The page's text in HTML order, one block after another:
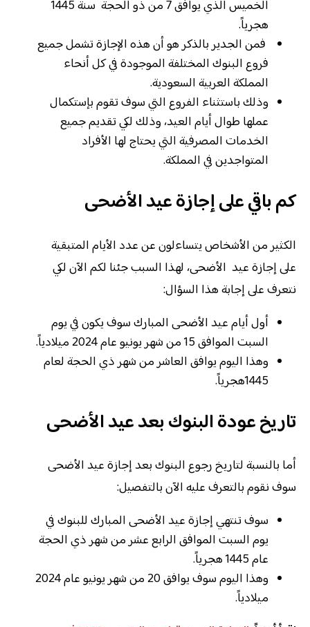
الخميس الذي يوافق 7 من ذو الحجة سنة 1445
هجرياً.
فمن الجدير بالذكر هو أن هذه الإجازة تشمل جميع
فروع البنوك المختلفة الموجودة في كل أنحاء
المملكة العربية السعودية.
وذلك باستثناء الفروع التي سوف تقوم بإستكمال
عملها طوال أيام العيد، وذلك لكي تقديم جميع
الخدمات المصرفية التي يحتاج لها الأفراد
المتواجدين في المملكة.
كم باقي على إجازة عيد الأضحى
الكثير من الأشخاص يتساءلون عن عدد الأيام المتبقية
على إجازة عيد الأضحى، لهذا السبب جئنا لكم الآن لكي
نتعرف على إجابة هذا السؤال:
أول أيام عيد الأضحى المبارك سوف يكون في يوم
السبت الموافق 15 من شهر يونيو عام 2024 ميلادياً.
وهذا اليوم يوافق العاشر من شهر ذي الحجة لعام
1445هجرياً.
تاريخ عودة البنوك بعد عيد الأضحى
أما بالنسبة لتاريخ رجوع البنوك بعد إجازة عيد الأضحى
سوف نقوم بالتعرف عليه الآن بالتفصيل:
سوف تنتهي إجازة عيد الأضحى المبارك للبنوك في
يوم السبت الموافق الرابع عشر من شهر ذي الحجة
عام 1445 هجرياً.
وهذا اليوم سوف يوافق 20 من شهر يونيو عام 2024
ميلادياً.